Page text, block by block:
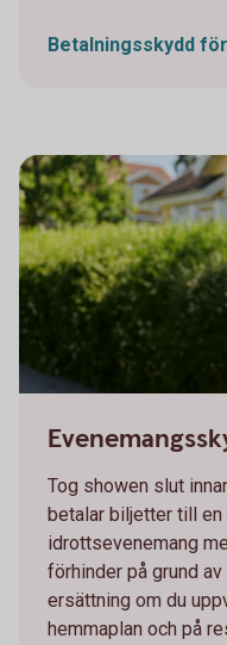
Betalningsskydd
Tog showen slut
betalar biljetter till
idrottsevenemang
förhinder på grund
ersättning om du
hemmaplan och på